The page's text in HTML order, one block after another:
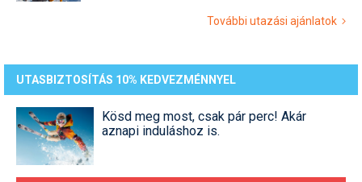
További utazási ajánlatok
UTASBIZTOSÍTÁS 10% KEDVEZMÉNNYEL
Kösd meg most, csak pár perc! Akár
aznapi induláshoz is.